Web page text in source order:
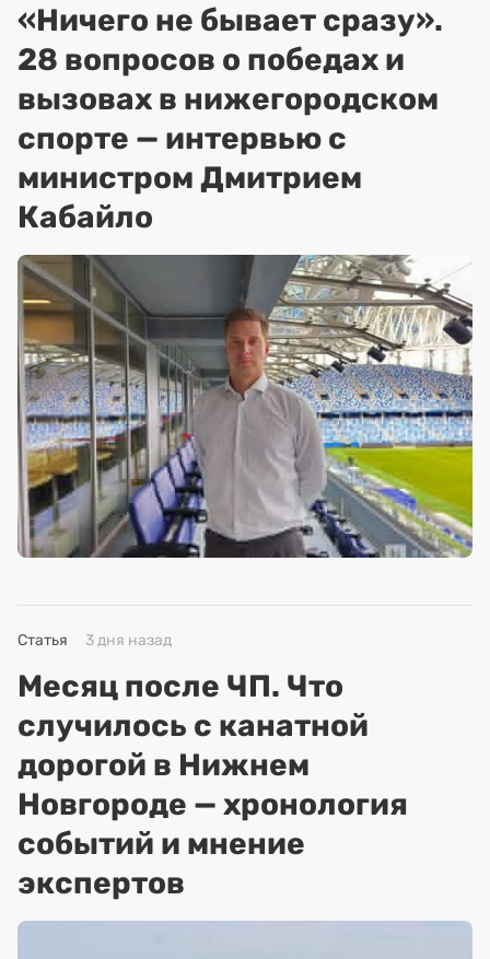
«Ничего не бывает сразу».
28 вопросов о победах и
вызовах в нижегородском
спорте — интервью с
министром Дмитрием
Кабайло
Статья 3 дня назад
Месяц после ЧП. Что
случилось с канатной
дорогой в Нижнем
Новгороде — хронология
событий и мнение
экспертов